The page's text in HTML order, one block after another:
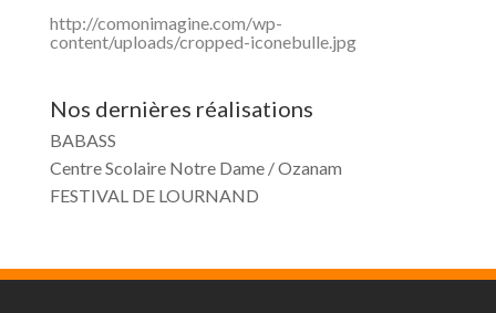
http://comonimagine.com/wp-
content/uploads/cropped-iconebulle.jpg
Nos dernières réalisations
BABASS
Centre Scolaire Notre Dame / Ozanam
FESTIVAL DE LOURNAND